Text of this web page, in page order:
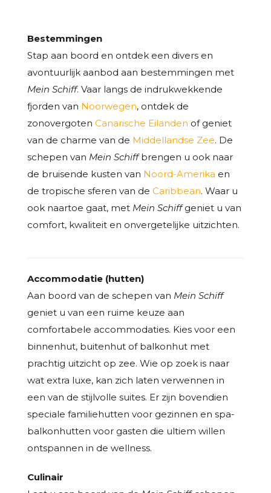
Bestemmingen
Stap aan boord en ontdek een divers en
avontuurlijk aanbod aan bestemmingen met
Mein Schiff. Vaar langs de indrukwekkende
fjorden van Noorwegen, ontdek de
zonovergoten Canarische Eilanden of geniet
van de charme van de Middellandse Zee. De
schepen van Mein Schiffbrengen u ook naar
de bruisende kusten van Noord-Amerika en
de tropische sferen van de Caribbean. Waar u
ook naartoe gaat, met Mein Schiffgeniet u van
comfort, kwaliteit en onvergetelijke uitzichten.
Accommodatie (hutten)
Aan boord van de schepen van Mein Schiff
geniet u van een ruime keuze aan
comfortabele accommodaties. Kies voor een
binnenhut, buitenhut of balkonhut met
prachtig uitzicht op zee. Wie op zoek is naar
wat extra luxe, kan zich laten verwennen in
een van de stijlvolle suites. Er zijn bovendien
speciale familiehutten voor gezinnen en spa-
balkonhutten voor gasten die ultiem willen
ontspannen in de wellness.
Culinair